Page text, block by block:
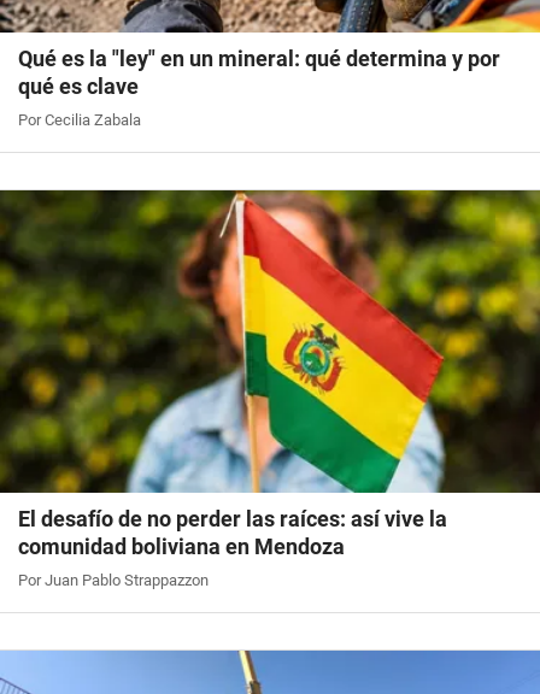
Qué es la "ley" en un mineral: qué determina y por
qué es clave
Por Cecilia Zabala
El desafío de no perder las raíces: así vive la
comunidad boliviana en Mendoza
Por Juan Pablo Strappazzon